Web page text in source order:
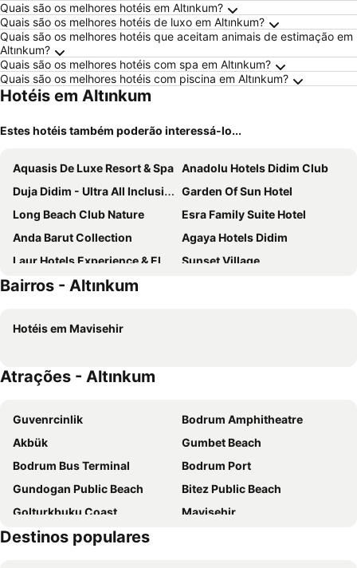
Quais são os melhores hotéis em Altınkum?
Quais são os melhores hotéis de luxo em Altınkum?
Quais são os melhores hotéis que aceitam animais de estimação em
Altınkum?
Quais são os melhores hotéis com spa em Altınkum?
Quais são os melhores hotéis com piscina em Altınkum?
Hotéis em Altınkum
Estes hotéis também poderão interessá-lo...
Aquasis De Luxe Resort & Spa Anadolu Hotels Didim Club
Duja Didim - Ultra All Inclusive
Garden Of Sun Hotel
Long Beach Club Nature
Esra Family Suite Hotel
Anda Barut Collection
Agaya Hotels Didim
Laur Hotels Experience & Elegance
Sunset Village
Akra Didim Resort & Spa
Hotel Fiesta Beach
Akbük Palace Hotel & Residence
Bairros - Altınkum
Hotéis em Mavisehir
Atrações - Altınkum
Guvenrcinlik
Bodrum Amphitheatre
Akbük
Gumbet Beach
Bodrum Bus Terminal
Bodrum Port
Gundogan Public Beach
Bitez Public Beach
Golturkbuku Coast
Mavisehir
Bafa Gölü
Destinos populares